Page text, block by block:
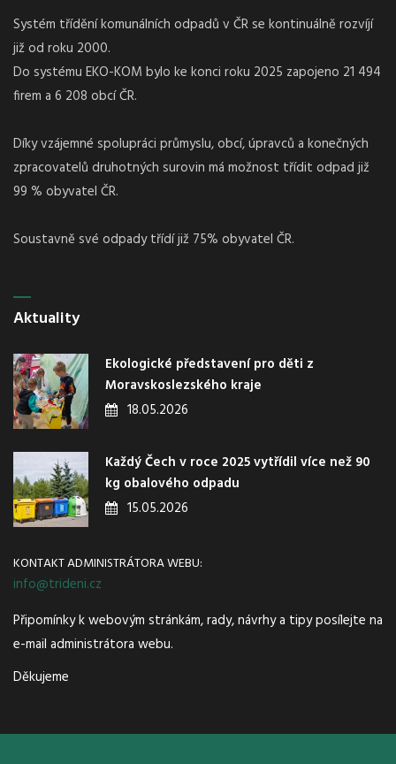
Systém třídění komunálních odpadů v ČR se kontinuálně rozvíjí
již od roku 2000.
Do systému EKO-KOM bylo ke konci roku 2025 zapojeno 21 494
firem a 6 208 obcí ČR.
Díky vzájemné spolupráci průmyslu, obcí, úpravců a konečných
zpracovatelů druhotných surovin má možnost třídit odpad již
99 % obyvatel ČR.
Soustavně své odpady třídí již 75% obyvatel ČR.
Aktuality
Ekologické představení pro děti z
Moravskoslezského kraje
18.05.2026
Každý Čech v roce 2025 vytřídil více než 90
kg obalového odpadu
15.05.2026
KONTAKT ADMINISTRÁTORA WEBU:
info@trideni.cz
Připomínky k webovým stránkám, rady, návrhy a tipy posílejte na
e-mail administrátora webu.
Děkujeme